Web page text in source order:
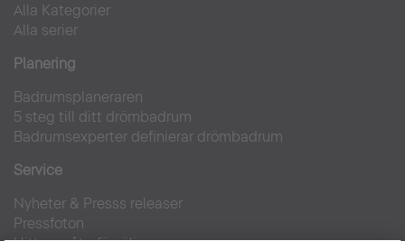
Alla Kategorier
Alla serier
Planering
Badrumsplaneraren
5 steg till ditt drömbadrum
Badrumsexperter definierar drömbadrum
Service
Nyheter & Presss releaser
Pressfoton